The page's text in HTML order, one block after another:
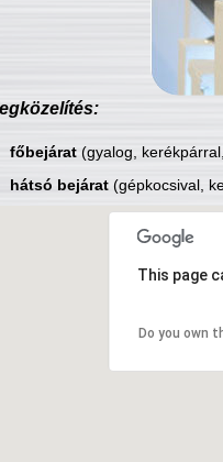
főbejárat(gyalog,
hátsó bejárat(gépkocsival,
This page
Do you own